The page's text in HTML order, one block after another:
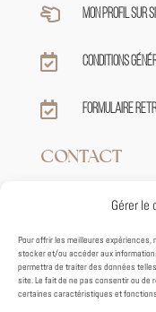
Gérer
Pour offrir les meilleures
stocker et/ou accéder aux
permettra de traiter des données
site. Le fait de ne pas consentir ou
certaines caractéristiques et
 Mon profil sur
 Conditions
 Formulaire
CONTACT
+33 7 82 62 39 59

95 VIEUX